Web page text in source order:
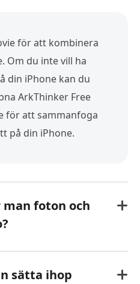
för att kombinera
Om du inte vill ha
din iPhone kan du
ArkThinker Free
för att sammanfoga
på din iPhone.
foton och
sätta ihop